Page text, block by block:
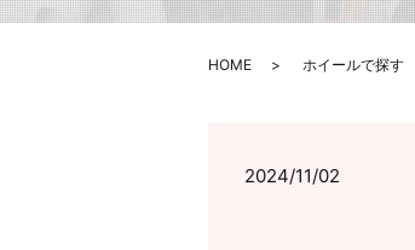
HOME ホイールで探す
2024/11/02